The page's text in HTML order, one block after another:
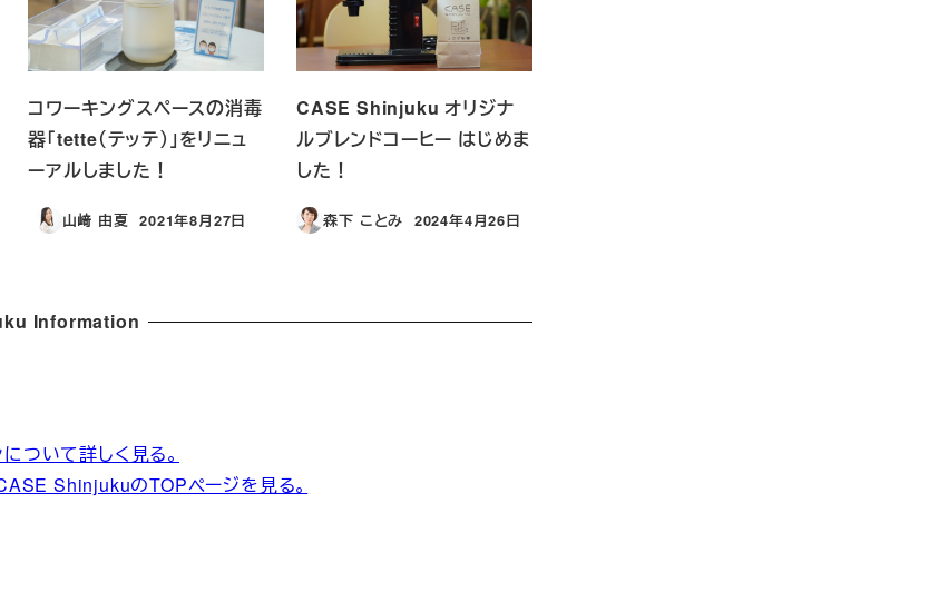
コワーキングスペースの消毒
器「tette（テッテ）」をリニュ
ーアルしました！
山﨑 由夏
投稿日
2021年8月27日
CASE Shinjuku オリジナ
ルブレンドコーヒー はじめま
した！
森下 ことみ
投稿日
2024年4月26日
Information
ついて詳しく見る。
ShinjukuのTOPページを見る。